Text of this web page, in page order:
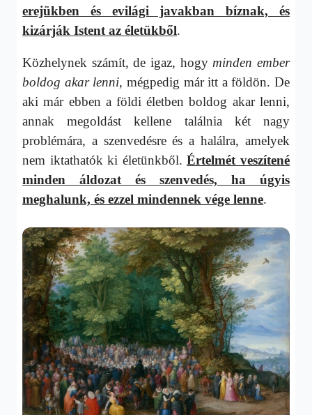
erejükben és evilági javakban bíznak, és
kizárják Istent az életükből.
Közhelynek számít, de igaz, hogyminden ember
boldog akar lenni, mégpedig már itt a földön. De
aki már ebben a földi életben boldog akar lenni,
annak megoldást kellene találnia két nagy
problémára, a szenvedésre és a halálra, amelyek
nem iktathatók ki életünkből.Értelmét veszítené
minden áldozat és szenvedés, ha úgyis
meghalunk, és ezzel mindennek vége lenne.